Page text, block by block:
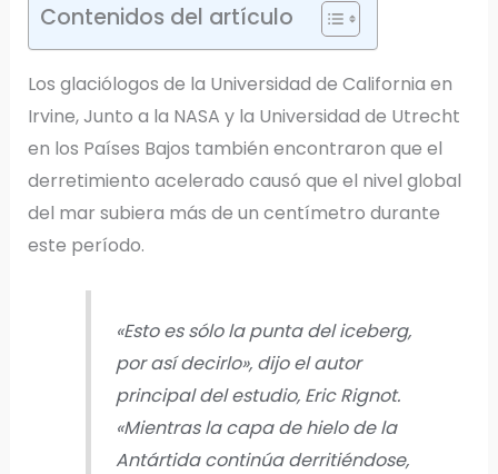
Contenidos del artículo
Los glaciólogos de la Universidad de California en
Irvine, Junto a la NASA y la Universidad de Utrecht
en los Países Bajos también encontraron que el
derretimiento acelerado causó que el nivel global
del mar subiera más de un centímetro durante
este período.
«Esto es sólo la punta del iceberg,
por así decirlo», dijo el autor
principal del estudio, Eric Rignot.
«Mientras la capa de hielo de la
Antártida continúa derritiéndose,